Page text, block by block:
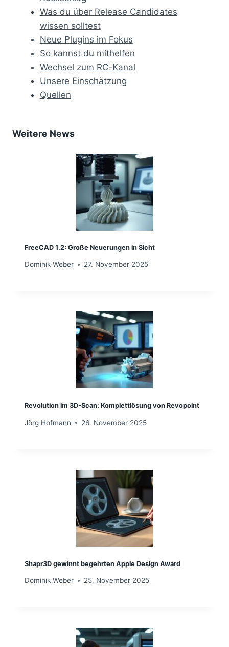
Was du über Release Candidates
wissen solltest
Neue Plugins im Fokus
So kannst du mithelfen
Wechsel zum RC-Kanal
Unsere Einschätzung
Quellen
Weitere News
FreeCAD 1.2: Große Neuerungen in Sicht
Dominik Weber 27. November 2025
Revolution im 3D-Scan: Komplettlösung von Revopoint
Jörg Hofmann 26. November 2025
Shapr3D gewinnt begehrten Apple Design Award
Dominik Weber 25. November 2025